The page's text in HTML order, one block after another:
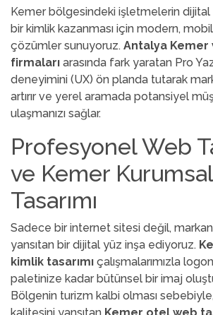
Kemer bölgesindeki işletmelerin
bir kimlik kazanması için modern, mobil
çözümler sunuyoruz. Antalya Kemer
firmaları arasında fark yaratan Pro
deneyimini (UX) ön planda tutarak
artırır ve yerel aramada potansiyel
ulaşmanızı sağlar.
Profesyonel Web
ve Kemer
Tasarımı
Sadece bir internet sitesi değil,
yansıtan bir dijital yüz inşa ediyoruz.
kimlik tasarımı çalışmalarımızla
paletinize kadar bütünsel bir imaj
Bölgenin turizm kalbi olması
kalitesini yansıtan Kemer otel web